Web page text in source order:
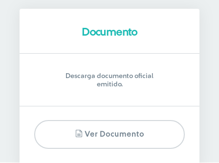
Documento
Descarga documento oficial
emitido.
Ver Documento